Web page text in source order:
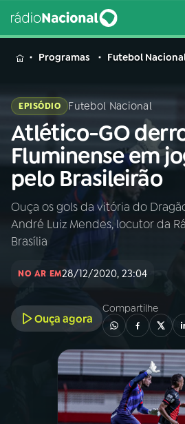
MENU
Buscar
na
Rádio
Nacional
Buscar
AO VIVO
PROGRAMAS
Programas Futebol
EPISÓDIO Futebol Nacional
Atlético-GO
Fluminense em
pelo Brasileirão
Ouça os gols da vitória do
André Luiz Mendes, locutor da
Brasília
NO AR EM28/12/2020, 23:04
Ouça agora
Compartilhe